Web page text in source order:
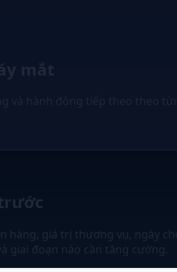
mắt
hàng, giá trị thương vụ, ngày
giai đoạn nào cần tăng cường.